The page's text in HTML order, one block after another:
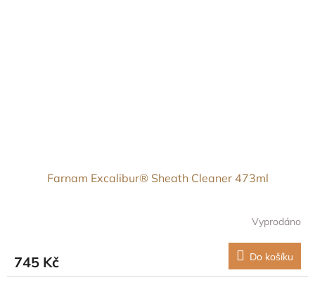
Farnam Excalibur® Sheath Cleaner 473ml
Vyprodáno
745 Kč Do košíku